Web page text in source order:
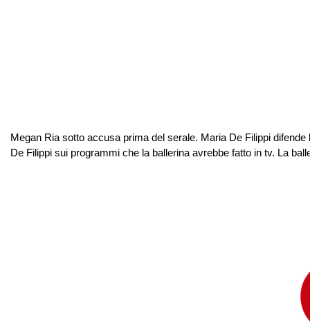
Megan Ria sotto accusa prima del serale. Maria De Filippi
De Filippi sui programmi che la ballerina avrebbe fatto in tv. La